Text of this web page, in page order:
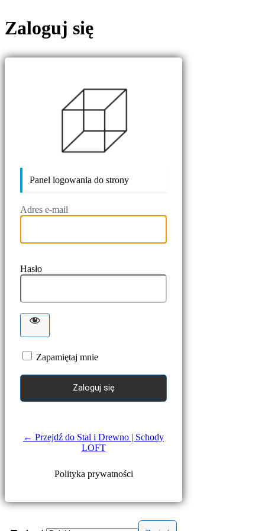
Zaloguj się
Panel logowania do strony
Adres e-mail
Hasło
Zapamiętaj mnie
← Przejdź do Stal i Drewno | Schody
LOFT
Polityka prywatności